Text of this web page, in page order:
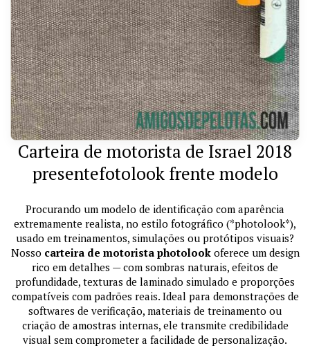
Carteira de motorista de Israel 2018
presentefotolook frente modelo
Procurando um modelo de identificação com aparência
extremamente realista, no estilo fotográfico (*photolook*),
usado em treinamentos, simulações ou protótipos visuais?
Nosso carteira de motorista photolookoferece um design
rico em detalhes — com sombras naturais, efeitos de
profundidade, texturas de laminado simulado e proporções
compatíveis com padrões reais. Ideal para demonstrações de
softwares de verificação, materiais de treinamento ou
criação de amostras internas, ele transmite credibilidade
visual sem comprometer a facilidade de personalização.